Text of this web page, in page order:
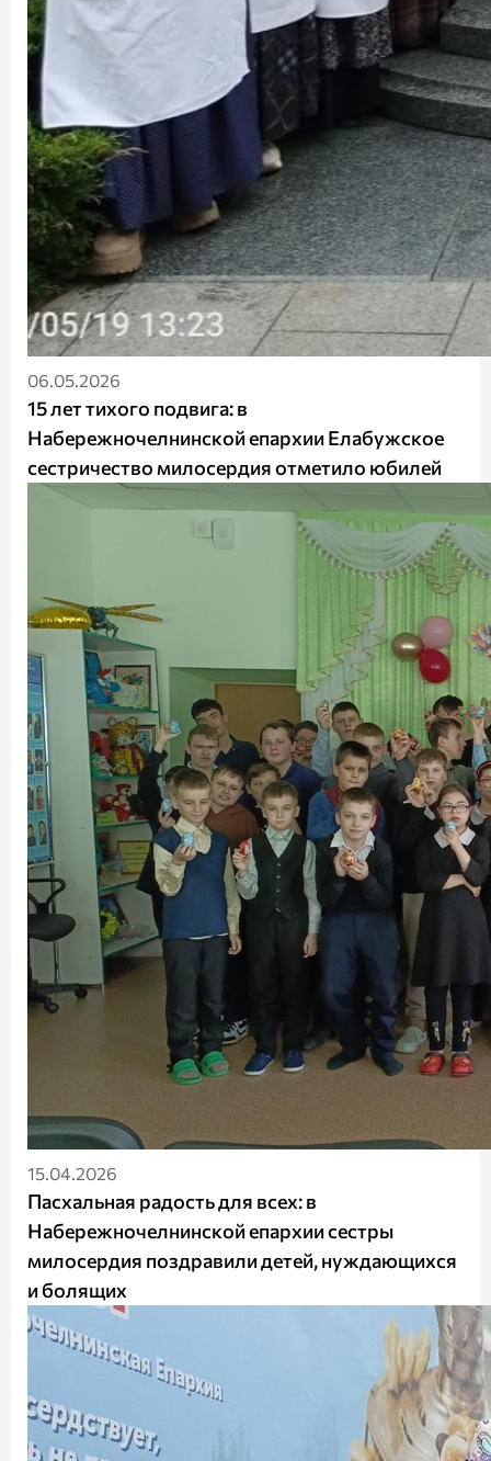
06.05.2026
15 лет тихого подвига: в
Набережночелнинской епархии Елабужское
сестричество милосердия отметило юбилей
15.04.2026
Пасхальная радость для всех: в
Набережночелнинской епархии сестры
милосердия поздравили детей, нуждающихся
и болящих